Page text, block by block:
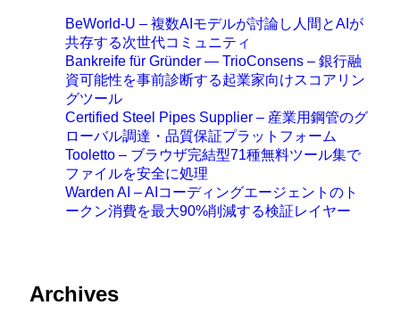
BeWorld-U – 複数AIモデルが討論し人間とAIが
共存する次世代コミュニティ
Bankreife für Gründer — TrioConsens – 銀行融
資可能性を事前診断する起業家向けスコアリン
グツール
Certified Steel Pipes Supplier – 産業用鋼管のグ
ローバル調達・品質保証プラットフォーム
Tooletto – ブラウザ完結型71種無料ツール集で
ファイルを安全に処理
Warden AI – AIコーディングエージェントのト
ークン消費を最大90%削減する検証レイヤー
Archives